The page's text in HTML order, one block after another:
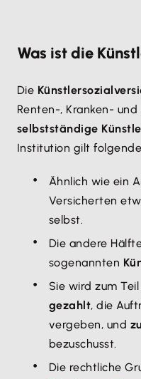
Was ist die
Die
Renten-, Kranken-
selbstständige
Institution gilt
Ähnlich wie ein
Versicherten
selbst.
Die andere
sogenannten
Sie wird zum Teil
gezahlt, die
vergeben, und
bezuschusst.
Die rechtliche